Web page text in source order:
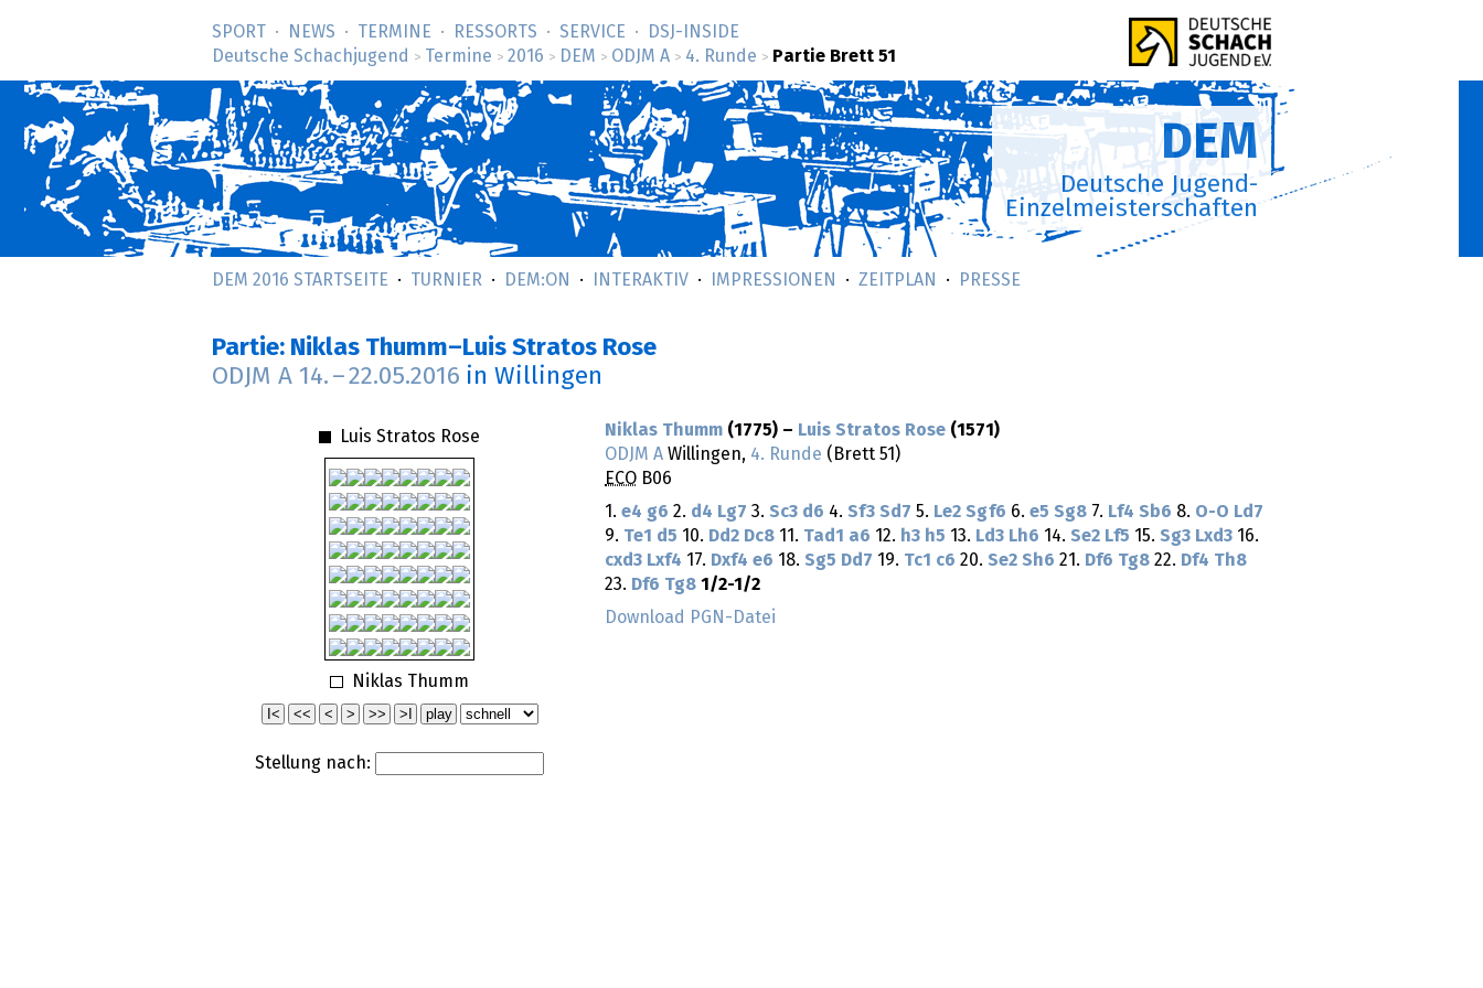
SPORT NEWS TERMINE RESSORTS SERVICE
DSJ-­INSIDE
Deutsche Schachjugend
> Termine > 2016 > DEM > ODJM A > 4. Runde > Partie Brett 51
DEM
Deutsche Jugend-
Einzelmeisterschaften
DEM 2016 STARTSEITE TURNIER DEM:ON INTERAKTIV IMPRESSIONEN ZEITPLAN PRESSE
Partie: Niklas Thumm–Luis Stratos Rose
ODJM A 14. –22.05.2016 in Willingen
Luis Stratos Rose
Niklas Thumm
Stellung nach:
Niklas Thumm (1775) – Luis Stratos Rose (1571)
ODJM A Willingen, 4. Runde (Brett 51)
ECO B06
1. e4 g6 2. d4 Lg7 3. Sc3 d6 4. Sf3 Sd7 5. Le2 Sgf6 6. e5 Sg8 7. Lf4 Sb6 8. O-O Ld7
9. Te1 d5 10. Dd2 Dc8 11. Tad1 a6 12. h3 h5 13. Ld3 Lh6 14. Se2 Lf5 15. Sg3 Lxd3 16.
cxd3 Lxf4 17. Dxf4 e6 18. Sg5 Dd7 19. Tc1 c6 20. Se2 Sh6 21. Df6 Tg8 22. Df4 Th8
23. Df6 Tg8 1/2-1/2
Download PGN-Datei